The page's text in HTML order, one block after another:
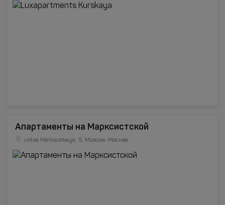
Апартаменты на Марксистской
ulitsa Marksistkaya; 5; Moscow, Москва